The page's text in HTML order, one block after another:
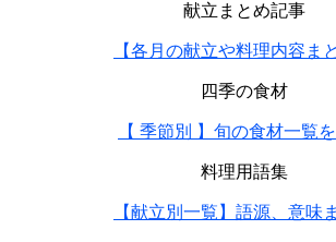
献立まとめ記事
【各月の献立や料理内容ま
四季の食材
【 季節別 】旬の食材一覧
料理用語集
【献立別一覧】語源、意味